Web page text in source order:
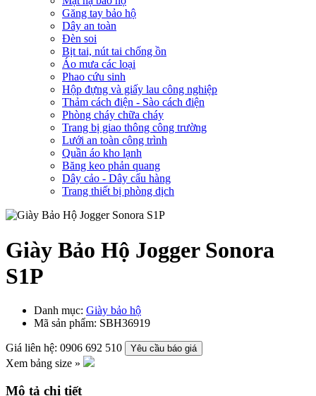
Găng tay bảo hộ
Dây an toàn
Đèn soi
Bịt tai, nút tai chống ồn
Áo mưa các loại
Phao cứu sinh
Hộp đựng và giấy lau công nghiệp
Thảm cách điện - Sào cách điện
Phòng cháy chữa cháy
Trang bị giao thông công trường
Lưới an toàn công trình
Quần áo kho lạnh
Băng keo phản quang
Dây cảo - Dây cẩu hàng
Trang thiết bị phòng dịch
Giày Bảo Hộ Jogger Sonora
S1P
Danh mục: Giày bảo hộ
Mã sản phẩm: SBH36919
Giá liên hệ: 0906 692 510 Yêu cầu báo giá
Xem bảng size »
Mô tả chi tiết